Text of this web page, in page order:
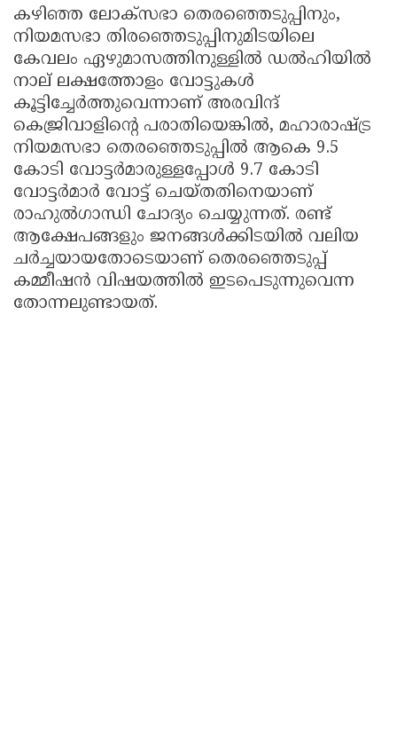
കഴിഞ്ഞ ലോക്സഭാ തെരഞ്ഞെടുപ്പിനും,
നിയമസഭാ തിരഞ്ഞെടുപ്പിനുമിടയിലെ
കേവലം ഏഴുമാസത്തിനുള്ളിൽ ഡൽഹിയിൽ
നാല് ലക്ഷത്തോളം വോട്ടുകൾ
കൂട്ടിച്ചേർത്തുവെന്നാണ് അരവിന്ദ്
കെജ്രിവാളിന്റെ പരാതിയെങ്കിൽ, മഹാരാഷ്ട്ര
നിയമസഭാ തെരഞ്ഞെടുപ്പിൽ ആകെ 9.5
കോടി വോട്ടർമാരുള്ളപ്പോൾ 9.7 കോടി
വോട്ടർമാർ വോട്ട് ചെയ്തതിനെയാണ്
രാഹുൽഗാന്ധി ചോദ്യം ചെയ്യുന്നത്. രണ്ട്
ആക്ഷേപങ്ങളും ജനങ്ങൾക്കിടയിൽ വലിയ
ചർച്ചയായതോടെയാണ് തെരഞ്ഞെടുപ്പ്
കമ്മീഷൻ വിഷയത്തിൽ ഇടപെടുന്നുവെന്ന
തോന്നലുണ്ടായത്.